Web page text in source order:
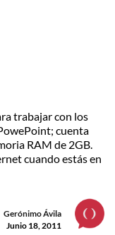
trabajar con los
cuenta
RAM de 2GB.
cuando estás en
Gerónimo Ávila
Junio 18, 2011